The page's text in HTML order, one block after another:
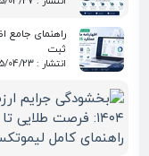
ثبت
انتشار : 1405/04/23